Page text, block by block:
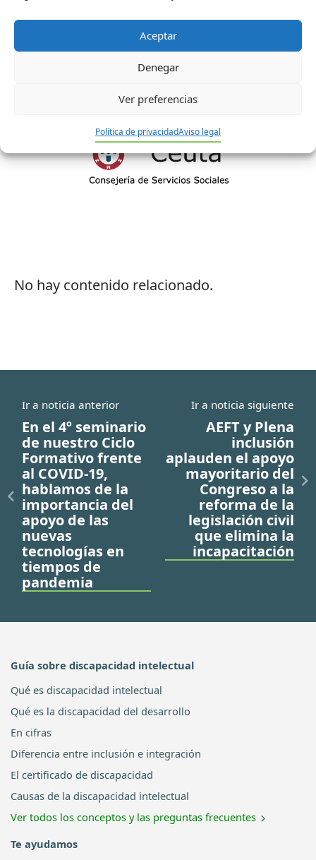
Aceptar
Denegar
Ver preferencias
Política de privacidadAviso legal
No hay contenido relacionado.
Ir a noticia anterior
En el 4º seminario
de nuestro Ciclo
Formativo frente
al COVID-19,
hablamos de la
importancia del
apoyo de las
nuevas
tecnologías en
tiempos de
pandemia
Ir a noticia siguiente
AEFT y Plena
inclusión
aplauden el apoyo
mayoritario del
Congreso a la
reforma de la
legislación civil
que elimina la
incapacitación
Guía sobre discapacidad intelectual
Qué es discapacidad intelectual
Qué es la discapacidad del desarrollo
En cifras
Diferencia entre inclusión e integración
El certificado de discapacidad
Causas de la discapacidad intelectual
Ver todos los conceptos y las preguntas frecuentes
Te ayudamos